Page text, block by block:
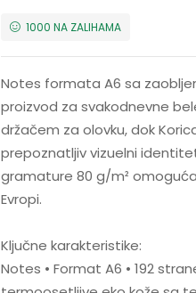
1000 NA ZALIHAMA
Notes formata A6 sa
proizvod za svakodnevne
držačem za olovku, dok
prepoznatljiv vizuelni
gramature 80 g/m²
Evropi.
Ključne karakteristike:
Notes • Format A6 • 192